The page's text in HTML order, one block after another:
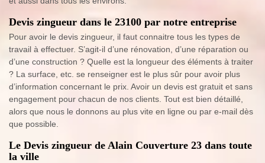
Devis zingueur dans le 23100 par notre entreprise
Pour avoir le devis zingueur, il faut connaitre tous les types de
travail à effectuer. S’agit-il d’une rénovation, d’une réparation ou
d’une construction ? Quelle est la longueur des éléments à traiter
? La surface, etc. se renseigner est le plus sûr pour avoir plus
d’information concernant le prix. Avoir un devis est gratuit et sans
engagement pour chacun de nos clients. Tout est bien détaillé,
alors que nous le donnons au plus vite en ligne ou par e-mail dès
que possible.
Le Devis zingueur de Alain Couverture 23 dans toute
la ville